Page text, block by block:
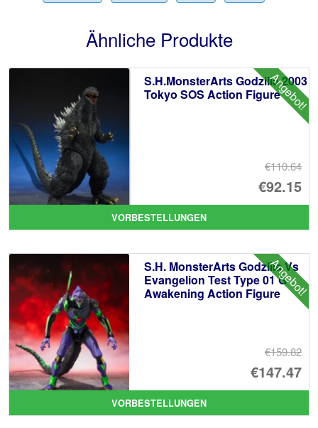
Ähnliche Produkte
Angebot!
S.H.MonsterArts Godzilla 2003
Tokyo SOS Action Figure
€110.64
€92.15
VORBESTELLUNGEN
Angebot!
S.H. MonsterArts Godzilla Vs
Evangelion Test Type 01 G
Awakening Action Figure
€159.82
€147.47
VORBESTELLUNGEN